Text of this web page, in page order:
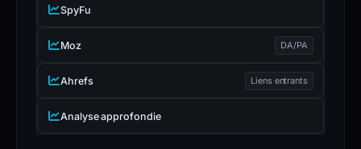
SpyFu
Moz DA/PA
Ahrefs Liens entrants
Analyse approfondie